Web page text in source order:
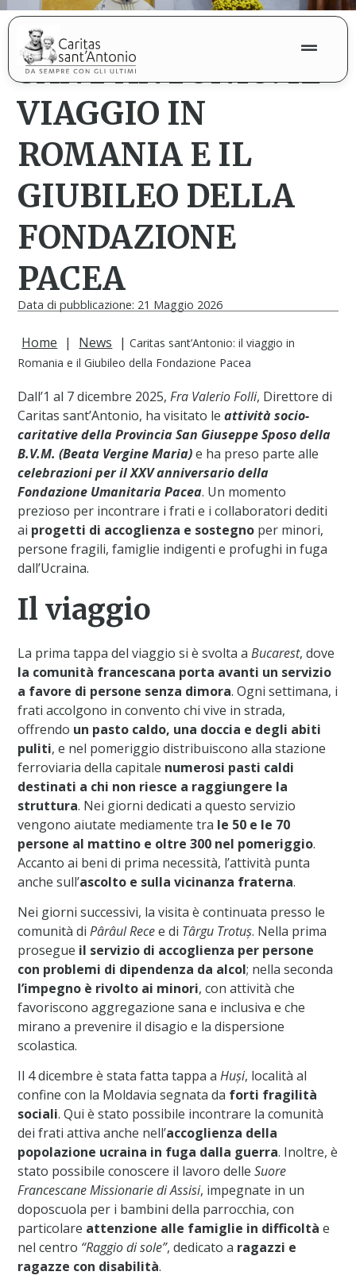
CARITAS
SANT’ANTONIO: IL
VIAGGIO IN
ROMANIA E IL
GIUBILEO DELLA
FONDAZIONE
PACEA
Data di pubblicazione: 21 Maggio 2026
Home | News |Caritas sant’Antonio: il viaggio in
Romania e il Giubileo della Fondazione Pacea
Dall’1 al 7 dicembre 2025,Fra Valerio Folli, Direttore di
Caritas sant’Antonio, ha visitato leattività socio-
caritative della Provincia San Giuseppe Sposo della
B.V.M. (Beata Vergine Maria)e ha preso parte alle
celebrazioni per il XXV anniversario della
Fondazione Umanitaria Pacea. Un momento
prezioso per incontrare i frati e i collaboratori dediti
ai progetti di accoglienza e sostegno per minori,
persone fragili, famiglie indigenti e profughi in fuga
dall’Ucraina.
Il viaggio
La prima tappa del viaggio si è svolta aBucarest, dove
la comunità francescana porta avanti un servizio
a favore di persone senza dimora. Ogni settimana, i
frati accolgono in convento chi vive in strada,
offrendo un pasto caldo, una doccia e degli abiti
puliti, e nel pomeriggio distribuiscono alla stazione
ferroviaria della capitale numerosi pasti caldi
destinati a chi non riesce a raggiungere la
struttura. Nei giorni dedicati a questo servizio
vengono aiutate mediamente tra le 50 e le 70
persone al mattino e oltre 300 nel pomeriggio.
Accanto ai beni di prima necessità, l’attività punta
anche sull’ascolto e sulla vicinanza fraterna.
Nei giorni successivi, la visita è continuata presso le
comunità diPârâul Recee di Târgu Trotuș. Nella prima
prosegue il servizio di accoglienza per persone
con problemi di dipendenza da alcol; nella seconda
l’impegno è rivolto ai minori, con attività che
favoriscono aggregazione sana e inclusiva e che
mirano a prevenire il disagio e la dispersione
scolastica.
Il 4 dicembre è stata fatta tappa aHuși, località al
confine con la Moldavia segnata da forti fragilità
sociali. Qui è stato possibile incontrare la comunità
dei frati attiva anche nell’accoglienza della
popolazione ucraina in fuga dalla guerra. Inoltre, è
stato possibile conoscere il lavoro delleSuore
Francescane Missionarie di Assisi, impegnate in un
doposcuola per i bambini della parrocchia, con
particolare attenzione alle famiglie in difficoltà e
nel centro “Raggio di sole”, dedicato a ragazzi e
ragazze con disabilità.